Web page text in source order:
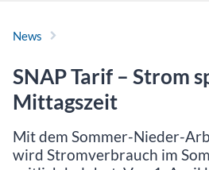
News
SNAP Tarif – Strom
Mittagszeit
Mit dem Sommer-Nieder-
wird Stromverbrauch im